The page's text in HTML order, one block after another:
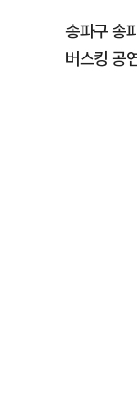
송파구 송
버스킹 공